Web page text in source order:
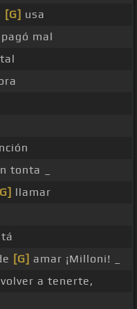
[G] usa
pagó mal
tonta _
llamar
[G] amar ¡Milloni! _
a tenerte,